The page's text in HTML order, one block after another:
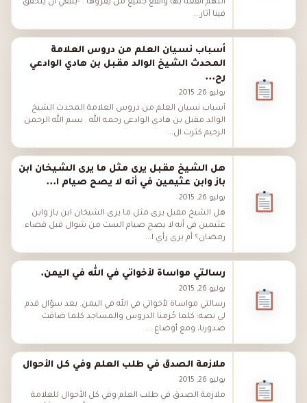
اللهم انفعنا بها وانفع جميع من يقرؤها . -ينبغي أن يتحقق
فينا آثار...
أسباب نسيان العلم من دروس العلامة
المحدث الشيخ الوالد مقبل بن هادي الوادعي
رح...
يوليو 26, 2015
أسباب نسيان العلم من دروس العلامة المحدث الشيخ
الوالد مقبل بن هادي الوادعي رحمه الله . بسم الله الرحمن
الرحيم كثرت ال...
هل الشيخ مقبل يرى مثل ما يرى الشيخان ابن
باز وابن عثيمين في أنه لا يصح صيام ا...
يوليو 26, 2015
هل الشيخ مقبل يرى مثل ما يرى الشيخان ابن باز وابن
عثيمين في أنه لا يصح صيام الست من شوال قبل قضاء
رمضان؟ أم يرى رأي ا...
رسالتي مواساة لأخواتي في الله في اليمن.
يوليو 26, 2015
رسالتي مواساة لأخواتي في الله في اليمن. بعد سؤال قدم
لي نصه: كلما حُرمنا الدروس والمساجد كلما ضاقت
صدورنا، ومع أوضاع ...
ملازمة الصدق في طلب العلم وفي كل الأحوال
يوليو 26, 2015
ملازمة الصدق في طلب العلم وفي كل الأحوال للعلامة